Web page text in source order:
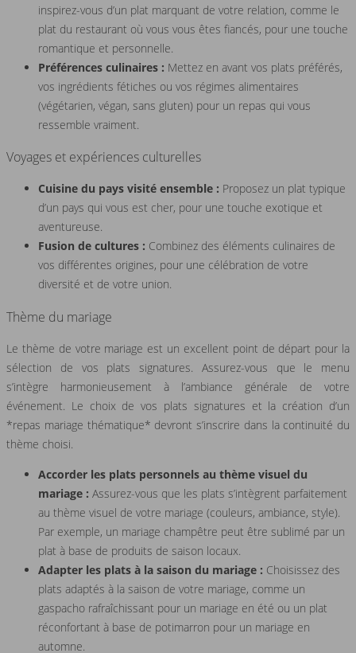
inspirez-vous d’un plat marquant de votre relation, comme le
plat du restaurant où vous vous êtes fiancés, pour une touche
romantique et personnelle.
Préférences culinaires : Mettez en avant vos plats préférés,
vos ingrédients fétiches ou vos régimes alimentaires
(végétarien, végan, sans gluten) pour un repas qui vous
ressemble vraiment.
Voyages et expériences culturelles
Cuisine du pays visité ensemble : Proposez un plat typique
d’un pays qui vous est cher, pour une touche exotique et
aventureuse.
Fusion de cultures : Combinez des éléments culinaires de
vos différentes origines, pour une célébration de votre
diversité et de votre union.
Thème du mariage
Le thème de votre mariage est un excellent point de départ pour la
sélection de vos plats signatures. Assurez-vous que le menu
s’intègre harmonieusement à l’ambiance générale de votre
événement. Le choix de vos plats signatures et la création d’un
*repas mariage thématique* devront s’inscrire dans la continuité du
thème choisi.
Accorder les plats personnels au thème visuel du
mariage : Assurez-vous que les plats s’intègrent parfaitement
au thème visuel de votre mariage (couleurs, ambiance, style).
Par exemple, un mariage champêtre peut être sublimé par un
plat à base de produits de saison locaux.
Adapter les plats à la saison du mariage : Choisissez des
plats adaptés à la saison de votre mariage, comme un
gaspacho rafraîchissant pour un mariage en été ou un plat
réconfortant à base de potimarron pour un mariage en
automne.